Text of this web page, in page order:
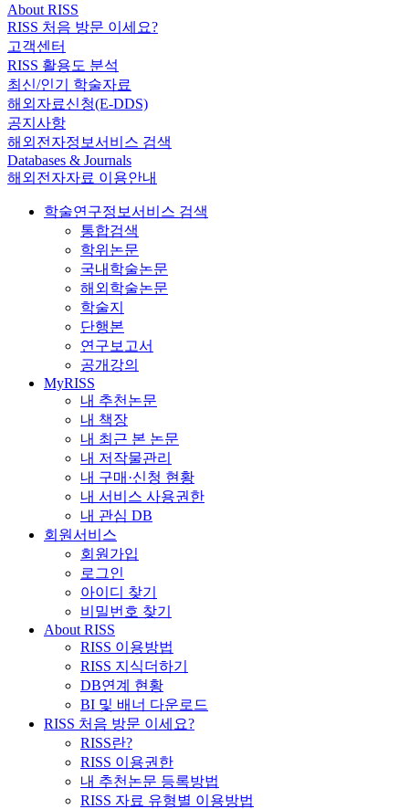
About RISS
RISS 처음 방문 이세요?
고객센터
RISS 활용도 분석
최신/인기 학술자료
해외자료신청(E-DDS)
공지사항
해외전자정보서비스 검색
Databases & Journals
해외전자자료 이용안내
학술연구정보서비스 검색
통합검색
학위논문
국내학술논문
해외학술논문
학술지
단행본
연구보고서
공개강의
MyRISS
내 추천논문
내 책장
내 최근 본 논문
내 저작물관리
내 구매·신청 현황
내 서비스 사용권한
내 관심 DB
회원서비스
회원가입
로그인
아이디 찾기
비밀번호 찾기
About RISS
RISS 이용방법
RISS 지식더하기
DB연계 현황
BI 및 배너 다운로드
RISS 처음 방문 이세요?
RISS란?
RISS 이용권한
내 추천논문 등록방법
RISS 자료 유형별 이용방법